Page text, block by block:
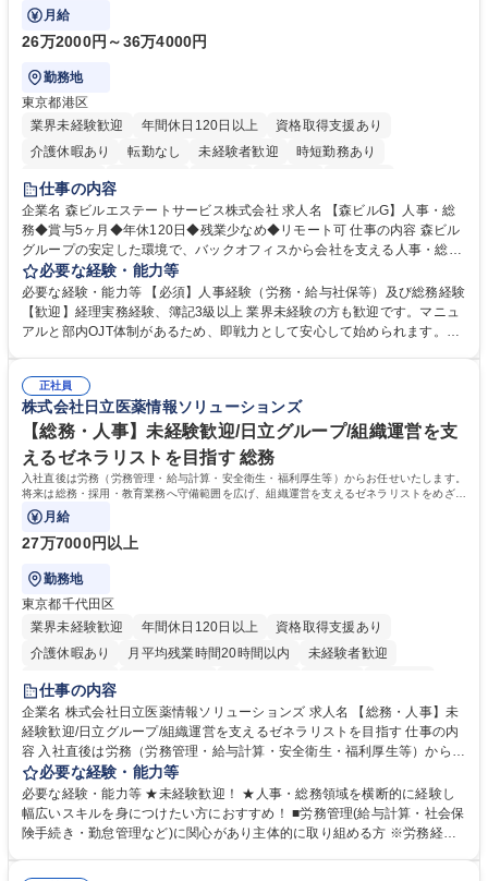
にも挑戦できる、やりがいある環境です。
月給
26万2000円～36万4000円
勤務地
東京都港区
業界未経験歓迎
年間休日120日以上
資格取得支援あり
介護休暇あり
転勤なし 未経験者歓迎
時短勤務あり
経験者歓迎
完全週休2日制
交通費支給 長期歓迎 駅近5分以内 土日祝休み
仕事の内容
企業名 森ビルエステートサービス株式会社 求人名 【森ビルG】人事・総
務◆賞与5ヶ月◆年休120日◆残業少なめ◆リモート可 仕事の内容 森ビル
グループの安定した環境で、バックオフィスから会社を支える人事・総務
をお任せします。 労務と総務の業務をバランスよく担当し、ゆくゆくは制
度改定などのコア業務にも挑戦できる、やりがいある環境です。 ■勤怠管
理、給与計算、社会保険手続き、年末調整等の労務管理全般 ■入退社手続
き、社内規定の改定や人事制度改定などのコア業務 ■社内イベントの企画
でも質問・相談できる環境が整っているため、安心して成長できます。 募
集職種 【森ビルG】人事・総務◆賞与5ヶ月◆年休120日◆残業少なめ◆
リモート可
必要な経験・能力等
必要な経験・能力等 【必須】人事経験（労務・給与社保等）及び総務経験
【歓迎】経理実務経験、簿記3級以上 業界未経験の方も歓迎です。マニュ
アルと部内OJT体制があるため、即戦力として安心して始められます。
務に挑戦できるため、自身の成長と組織への貢献度をダイレクトに実感で
きます。 残業少なめ、週1日リモート可など、ワークライフバランスを保
ち長期活躍できる環境です。 「これまでの幅広い経験を活かし、長期的な
キャリアを築きたい」という前向きな意欲と挑戦を全力で応援します。 学
歴・資格 学歴：大学院 大学 高専 短大 専修学校 高校 語学力： 資格：日商
簿記検定1級 日商簿記検定2級 日商簿記検定3級
正社員
株式会社日立医薬情報ソリューションズ
【総務・人事】未経験歓迎/日立グループ/組織運営を支
えるゼネラリストを目指す 総務
入社直後は労務（労務管理・給与計算・安全衛生・福利厚生等）からお任せいたします。
将来は総務・採用・教育業務へ守備範囲を広げ、組織運営を支えるゼネラリストをめざせ
ます。
月給
27万7000円以上
勤務地
東京都千代田区
業界未経験歓迎
年間休日120日以上
資格取得支援あり
介護休暇あり
月平均残業時間20時間以内
未経験者歓迎
住宅手当あり
育休あり
完全週休2日制 交通費支給 土日祝休み 寮・社宅あり
仕事の内容
企業名 株式会社日立医薬情報ソリューションズ 求人名 【総務・人事】未
経験歓迎/日立グループ/組織運営を支えるゼネラリストを目指す 仕事の内
容 入社直後は労務（労務管理・給与計算・安全衛生・福利厚生等）からお
任せいたします。将来は総務・採用・教育業務へ守備範囲を広げ、組織運
営を支えるゼネラリストをめざせます。 ・初期業務：労働時間管理、給与
計算、社会保険対応、福利厚生管理、安全衛生、健康経営推進等をお任せ
します。ご経験に応じて、休職者管理など、幅広く経験を積んでいただき
必要な経験・能力等
必要な経験・能力等 ★未経験歓迎！ ★人事・総務領域を横断的に経験し
幅広いスキルを身につけたい方におすすめ！ ■労務管理(給与計算・社会保
険手続き・勤怠管理など)に関心があり主体的に取り組める方 ※労務経験